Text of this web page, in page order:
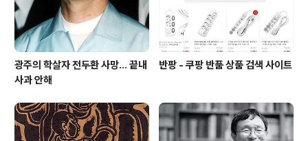
가 아니..
광주의 학살자 전두환 사망... 끝내
사과 안해
반팡 - 쿠팡 반품 상품 검색 사이트